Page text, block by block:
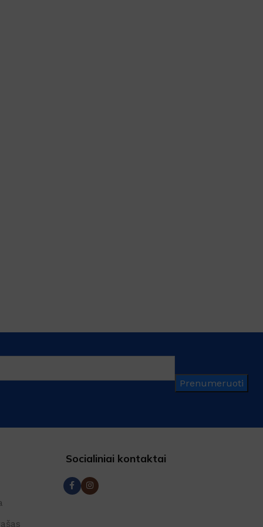
Prenumeruoti
Socialiniai kontaktai